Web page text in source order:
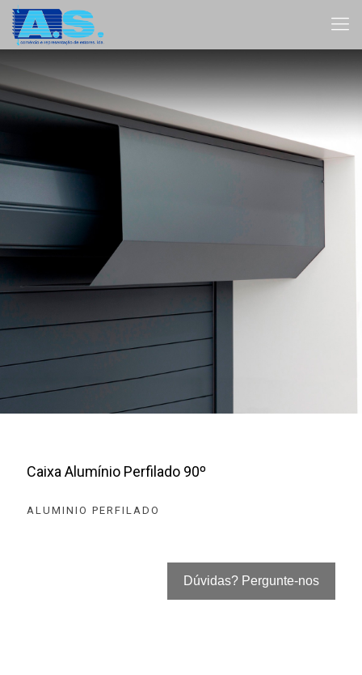
Caixa Alumínio Perfilado 90º
ALUMINIO PERFILADO
Dúvidas? Pergunte-nos